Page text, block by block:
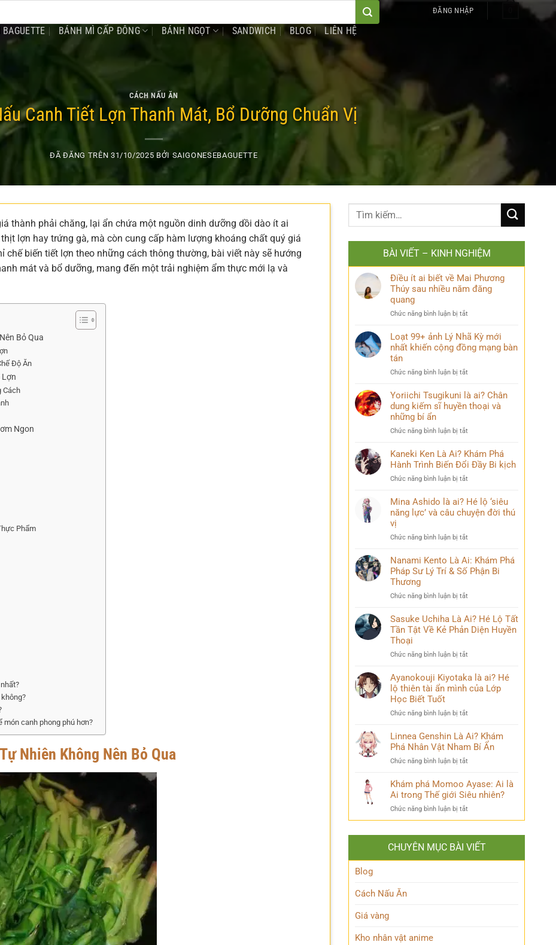
ĐĂNG NHẬP
BÁNH MÌ CẤP ĐÔNG BÁNH NGỌT SANDWICH BLOG LIÊN HỆ
CÁCH NẤU ĂN
Canh Tiết Lợn Thanh Mát, Bổ Dưỡng Chuẩn Vị
ĐÃ ĐĂNG TRÊN 31/10/2025 BỞI SAIGONESEBAGUETTE
thành phải chăng, lại ẩn chứa một nguồn dinh dưỡng dồi dào ít ai
lợn hay trứng gà, mà còn cung cấp hàm lượng khoáng chất quý giá
chế biến tiết lợn theo những cách thông thường, bài viết này sẽ hướng
mát và bổ dưỡng, mang đến một trải nghiệm ẩm thực mới lạ và
Bỏ Qua
Độ Ăn
Lợn
Cách
Ngon
Phẩm
món canh phong phú hơn?
Nhiên Không Nên Bỏ Qua
BÀI VIẾT – KINH NGHIỆM
Điều ít ai biết về Mai Phương
Thúy sau nhiều năm đăng
quang
Chức năng bình luận bị tắt
ít
biết
Mai
Thúy
sau
đăng
Loạt 99+ ảnh Lý Nhã Kỳ mới
nhất khiến cộng đồng mạng bàn
tán
Chức năng bình luận bị tắt
99+
ảnh
Kỳ
nhất
khiến
đồng
bàn
tán
Yoriichi Tsugikuni là ai? Chân
dung kiếm sĩ huyền thoại và
những bí ẩn
Chức năng bình luận bị tắt
Tsugikuni
là
Chân
kiếm
sĩ
và
bí
ẩn
Kaneki Ken Là Ai? Khám Phá
Hành Trình Biến Đổi Đầy Bi kịch
Chức năng bình luận bị tắt
Ken
Ai?
Phá
Trình
Biến
Bi
Mina Ashido là ai? Hé lộ ‘siêu
năng lực’ và câu chuyện đời thú
vị
Chức năng bình luận bị tắt
Ashido
là
lộ
năng
lực’
chuyện
thú
vị
Nanami Kento Là Ai: Khám Phá
Pháp Sư Lý Trí & Số Phận Bi
Thương
Chức năng bình luận bị tắt
Kento
Là
Phá
Sư
Lý
Số
Bi
Thương
Sasuke Uchiha Là Ai? Hé Lộ Tất
Tần Tật Về Kẻ Phản Diện Huyền
Thoại
Chức năng bình luận bị tắt
Uchiha
Lộ
Tần
Tật
Kẻ
Diện
Huyền
Ayanokouji Kiyotaka là ai? Hé
lộ thiên tài ẩn mình của Lớp
Học Biết Tuốt
Chức năng bình luận bị tắt
Kiyotaka
Hé
thiên
tài
Lớp
Học
Linnea Genshin Là Ai? Khám
Phá Nhân Vật Nham Bí Ẩn
Chức năng bình luận bị tắt
Genshin
Là
Khám
Phá
Vật
Nham
Bí
Khám phá Momoo Ayase: Ai là
Ai trong Thế giới Siêu nhiên?
Chức năng bình luận bị tắt
Khám
Ayase:
Ai
CHUYÊN MỤC BÀI VIẾT
Blog
Cách Nấu Ăn
Giá vàng
Kho nhân vật anime